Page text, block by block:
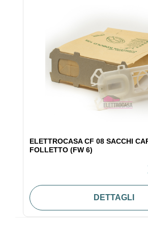
ELETTROCASA CF 08 SACCHI
FOLLETTO (FW 6)
DETTAGLI